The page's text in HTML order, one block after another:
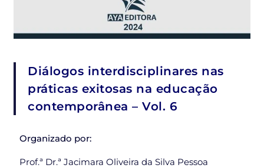
Diálogos interdisciplinares nas
práticas exitosas na educação
contemporânea – Vol. 6
Organizado por:
Prof.ª Dr.ª Jacimara Oliveira da Silva Pessoa